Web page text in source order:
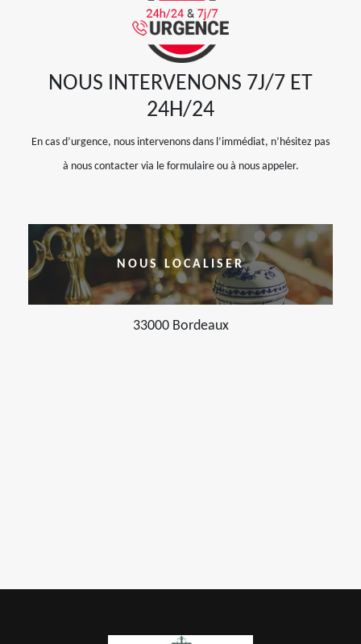
NOUS INTERVENONS 7J/7 ET
24H/24
En cas d’urgence, nous intervenons dans l’immédiat, n’hésitez pas
à nous contacter via le formulaire ou à nous appeler.
NOUS LOCALISER
33000 Bordeaux